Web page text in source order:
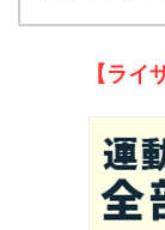
【ライ